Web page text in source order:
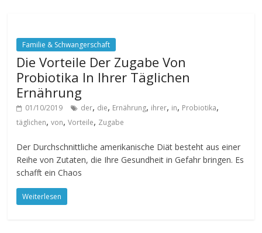
Familie & Schwangerschaft
Die Vorteile Der Zugabe Von
Probiotika In Ihrer Täglichen
Ernährung
01/10/2019 der, die, Ernährung, ihrer, in, Probiotika,
täglichen,von,Vorteile, Zugabe
Der Durchschnittliche amerikanische Diät besteht aus einer
Reihe von Zutaten, die Ihre Gesundheit in Gefahr bringen. Es
schafft ein Chaos
Weiterlesen